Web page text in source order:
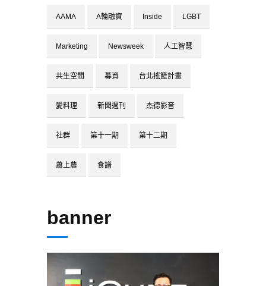
AAMA A輪融資 Inside LGBT
Marketing Newsweek 人工智慧
共生空間 募資 台北搖籃計畫
愛料理 新聞週刊 杰德影音
社群 第十一期 第十二期
蕭上農 食譜
banner